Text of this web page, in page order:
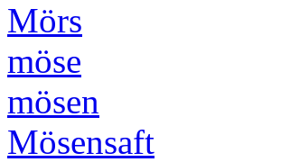
Mörs
möse
mösen
Mösensaft